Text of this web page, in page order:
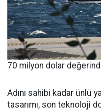
70 milyon dolar
Adını sahibi kadar ünlü
tasarımı, son teknoloji